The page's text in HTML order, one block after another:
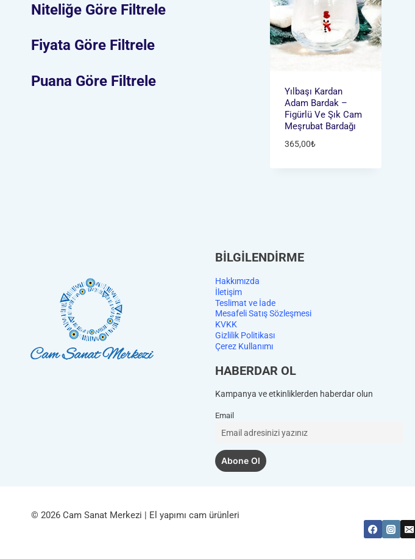
Yılbaşı Kardan
Adam Bardak –
Figürlü Ve Şık Cam
Meşrubat Bardağı
365,00₺
Niteliğe Göre Filtrele
Fiyata Göre Filtrele
Puana Göre Filtrele
BİLGİLENDİRME
Hakkımızda
İletişim
Teslimat ve İade
Mesafeli Satış Sözleşmesi
KVKK
Gizlilik Politikası
Çerez Kullanımı
HABERDAR OL
Kampanya ve etkinliklerden haberdar olun
Email
© 2026 Cam Sanat Merkezi | El yapımı cam ürünleri